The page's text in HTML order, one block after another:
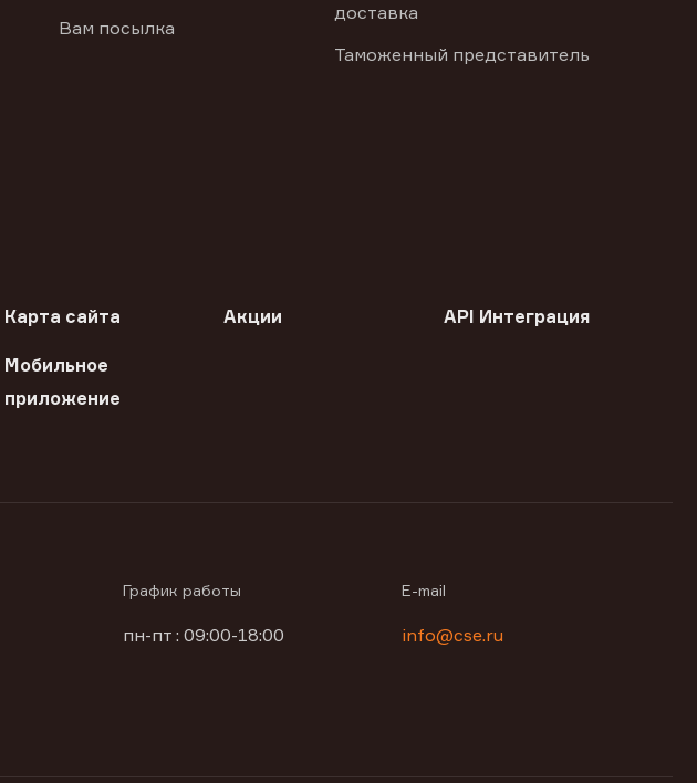
Вам посылка
доставка
Таможенный представитель
Карта сайта Акции API Интеграция
Мобильное
приложение
График работы
пн-пт : 09:00-18:00
E-mail
info@cse.ru